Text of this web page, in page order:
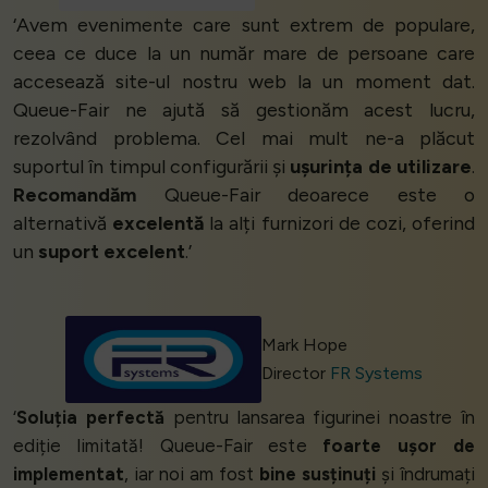
‘Avem evenimente care sunt extrem de populare,
ceea ce duce la un număr mare de persoane care
accesează site-ul nostru web la un moment dat.
Queue-Fair ne ajută să gestionăm acest lucru,
rezolvând problema. Cel mai mult ne-a plăcut
suportul în timpul configurării și ușurința de utilizare.
Recomandăm Queue-Fair deoarece este o
alternativă excelentă la alți furnizori de cozi, oferind
un suport excelent.’
Mark Hope
Director FR Systems
‘Soluția perfectă pentru lansarea figurinei noastre în
ediție limitată! Queue-Fair este foarte ușor de
implementat, iar noi am fost bine susținuți și îndrumați